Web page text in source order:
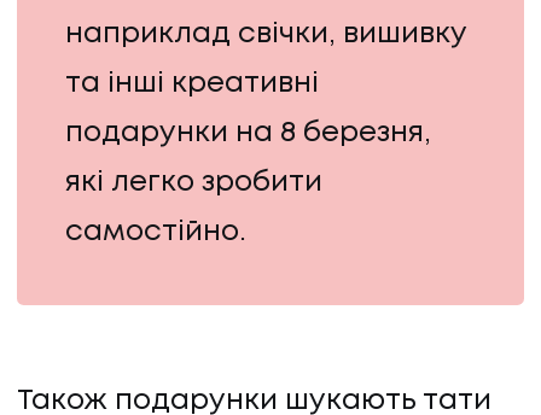
наприклад свічки, вишивку
та інші креативні
подарунки на 8 березня,
які легко зробити
самостійно.
Також подарунки шукають тати
БЛОГ
КЛІЄНТИ
КЛІЄНТИ
КОНТАКТИ